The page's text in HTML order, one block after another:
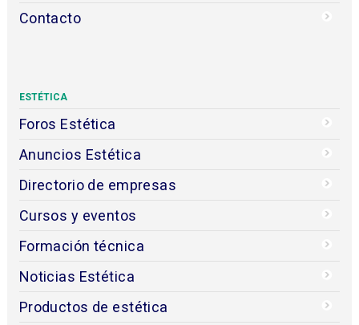
Contacto
ESTÉTICA
Foros Estética
Anuncios Estética
Directorio de empresas
Cursos y eventos
Formación técnica
Noticias Estética
Productos de estética